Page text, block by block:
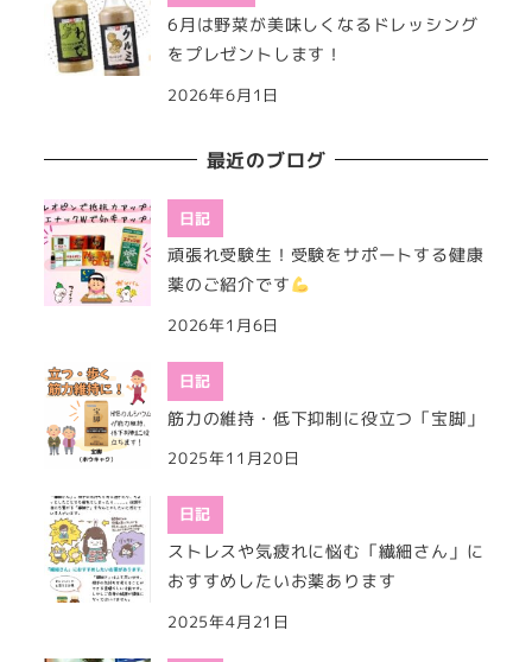
6月は野菜が美味しくなるドレッシング
をプレゼントします！
2026年6月1日
最近のブログ
日記
頑張れ受験生！受験をサポートする健康
薬のご紹介です
2026年1月6日
日記
筋力の維持・低下抑制に役立つ「宝脚」
2025年11月20日
日記
ストレスや気疲れに悩む「繊細さん」に
おすすめしたいお薬あります
2025年4月21日